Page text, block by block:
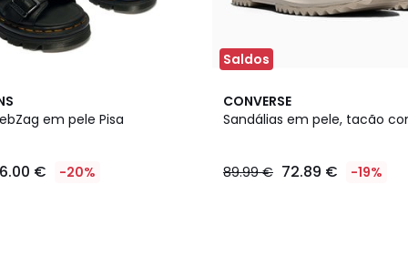
em pele Pisa
€ -20%
Saldos
CONVERSE
Sandálias em pele, tacão
89.99 € 72.89 € -19%